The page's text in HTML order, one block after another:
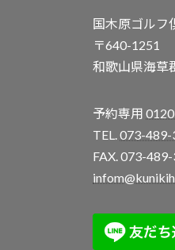
国木原ゴルフ
〒640-1251
和歌山県海草
予約専用
TEL. 073-489-
FAX. 073-